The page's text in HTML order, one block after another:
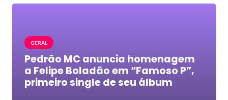
GERAL
Pedrão MC anuncia homenagem
a Felipe Boladão em “Famoso P”,
primeiro single de seu álbum